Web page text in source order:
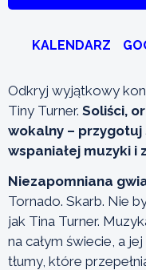
KALENDARZ
Odkryj wyjątkowy
Tiny Turner. Soliści,
wokalny – przygotuj
wspaniałej muzyki i
Niezapomniana
Tornado. Skarb. Nie
jak Tina Turner.
na całym świecie, a
tłumy, które